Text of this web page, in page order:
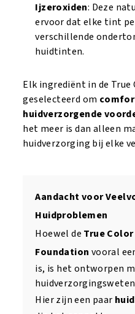
Ijzeroxiden: Deze
ervoor dat elke tint
verschillende
huidtinten.
Elk ingrediënt in de
geselecteerd om
huidverzorgende
het meer is dan alleen
huidverzorging bij elke
Aandacht voor
Huidproblemen
Hoewel de True
Foundation vooral
is, is het ontworpen
Hier zijn een paar